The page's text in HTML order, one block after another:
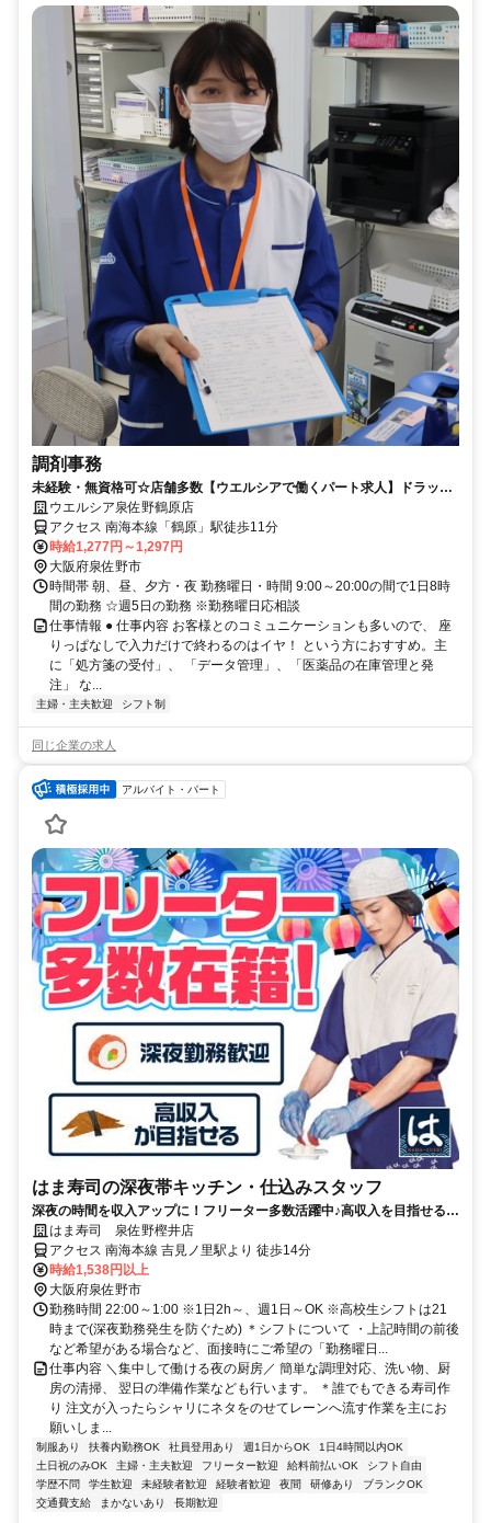
調剤事務
未経験・無資格可☆店舗多数【ウエルシアで働くパート求人】ドラッグ
ストアの調剤事務
ウエルシア泉佐野鶴原店
アクセス 南海本線「鶴原」駅徒歩11分
時給1,277円～1,297円
大阪府泉佐野市
時間帯 朝、昼、夕方・夜 勤務曜日・時間 9:00～20:00の間で1日8時
間の勤務 ☆週5日の勤務 ※勤務曜日応相談
仕事情報 ● 仕事内容 お客様とのコミュニケーションも多いので、 座
りっぱなしで入力だけで終わるのはイヤ！ という方におすすめ。主
に「処方箋の受付」、 「データ管理」、「医薬品の在庫管理と発
注」 な...
主婦・主夫歓迎 シフト制
同じ企業の求人
アルバイト・パート
はま寿司の深夜帯キッチン・仕込みスタッフ
深夜の時間を収入アップに！フリーター多数活躍中♪高収入を目指せる環
境です！
はま寿司 泉佐野樫井店
アクセス 南海本線 吉見ノ里駅より 徒歩14分
時給1,538円以上
大阪府泉佐野市
勤務時間 22:00～1:00 ※1日2h～、週1日～OK ※高校生シフトは21
時まで(深夜勤務発生を防ぐため) ＊シフトについて ・上記時間の前後
など希望がある場合など、面接時にご希望の「勤務曜日...
仕事内容 ＼集中して働ける夜の厨房／ 簡単な調理対応、洗い物、厨
房の清掃、 翌日の準備作業なども行います。 ＊誰でもできる寿司作
り 注文が入ったらシャリにネタをのせてレーンへ流す作業を主にお
願いしま...
制服あり 扶養内勤務OK 社員登用あり 週1日からOK
1日4時間以内OK
土日祝のみOK
主婦・主夫歓迎 フリーター歓迎 給料前払いOK
シフト自由
学歴不問
学生歓迎 未経験者歓迎 経験者歓迎 夜間 研修あり
ブランクOK
交通費支給
まかないあり 長期歓迎